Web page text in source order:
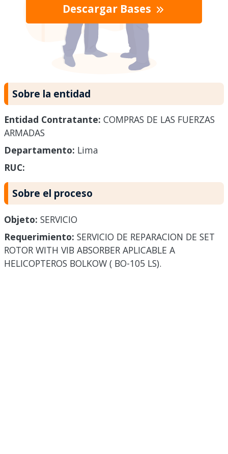
Descargar Bases
Sobre la entidad
Entidad Contratante: COMPRAS DE LAS FUERZAS
ARMADAS
Departamento: Lima
RUC:
Sobre el proceso
Objeto: SERVICIO
Requerimiento: SERVICIO DE REPARACION DE SET
ROTOR WITH VIB ABSORBER APLICABLE A
HELICOPTEROS BOLKOW ( BO-105 LS).